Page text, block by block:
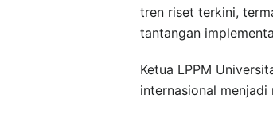
tren riset terkini,
tantangan
Ketua LPPM
internasional